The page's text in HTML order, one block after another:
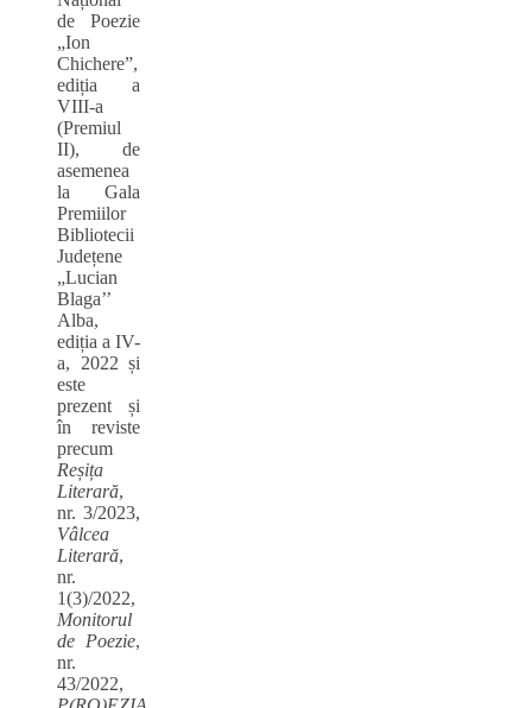
de Poezie
„Ion
Chichere”,
ediția a
VIII-a
(Premiul
II), de
asemenea
la Gala
Premiilor
Bibliotecii
Județene
„Lucian
Blaga’’
Alba,
ediția a IV-
a, 2022 și
este
prezent și
în reviste
precum
Reșița
Literară,
nr. 3/2023,
Vâlcea
Literară,
nr.
1(3)/2022,
Monitorul
de Poezie,
nr.
43/2022,